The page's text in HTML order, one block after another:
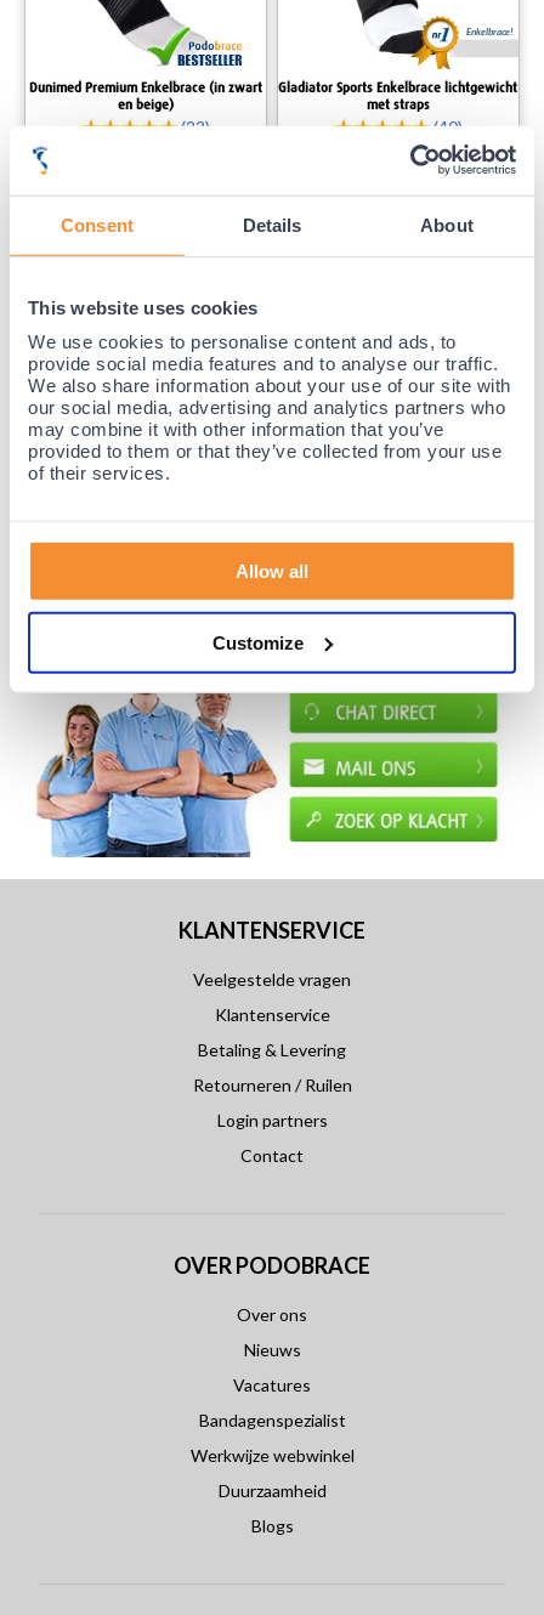
Consent Details About
This website uses cookies
We use cookies to personalise content and ads, to
provide social media features and to analyse our traffic.
We also share information about your use of our site with
our social media, advertising and analytics partners who
may combine it with other information that you’ve
provided to them or that they’ve collected from your use
of their services.
Allow all
Customize
Dunimed Premium Enkelbrace (in zwart
en beige)
(22)
29,99
Voor 23:59 besteld,
Enkelbrace!
Gladiator Sports Enkelbrace lichtgewicht
met straps
(40)
37,
35 jaar medische ervaring!
Nr.1 in Benelux en Duitsland!
Gratis verzending vanaf €50,-
Voor 21:30 besteld, morgen thuis!
Gratis retourneren en 14 dagen uitproberen!
KLANTENSERVICE
Veelgestelde vragen
Klantenservice
Betaling & Levering
Retourneren / Ruilen
Login partners
Contact
OVER PODOBRACE
Over ons
Nieuws
Vacatures
Bandagenspezialist
Werkwijze webwinkel
Duurzaamheid
Blogs